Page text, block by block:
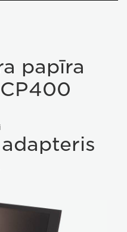
papīra